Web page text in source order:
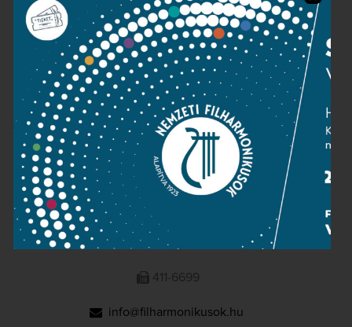
Press room
Terms and privacy
Imprint
NATIONAL PHILHARMONIC
1095 Budapest, Komor Marcell u. 1. (Müpa)
411-6600
411-6699
info@filharmonikusok.hu